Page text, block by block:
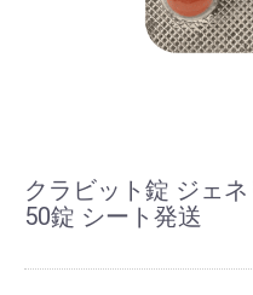
クラビット錠 ジェ
50錠 シート発送